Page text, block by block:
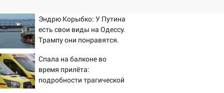
культуры и школы
09:20
Момент падения дерева на
машину в Ульяновске попал на видео
09:16
Утро ульяновских водителей
началось с «глухой» пробки на старом
мосту
Эндрю Корыбко: У Путина
есть свои виды на Одессу.
Трампу они понравятся.
Спала на балконе во
время прилёта:
подробности трагической